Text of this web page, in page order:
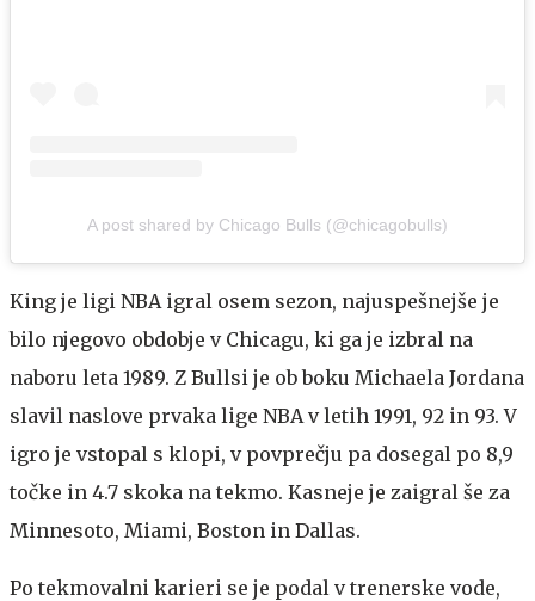
A post shared by Chicago Bulls (@chicagobulls)
King je ligi NBA igral osem sezon, najuspešnejše je
bilo njegovo obdobje v Chicagu, ki ga je izbral na
naboru leta 1989. Z Bullsi je ob boku Michaela Jordana
slavil naslove prvaka lige NBA v letih 1991, 92 in 93. V
igro je vstopal s klopi, v povprečju pa dosegal po 8,9
točke in 4.7 skoka na tekmo. Kasneje je zaigral še za
Minnesoto, Miami, Boston in Dallas.
Po tekmovalni karieri se je podal v trenerske vode,